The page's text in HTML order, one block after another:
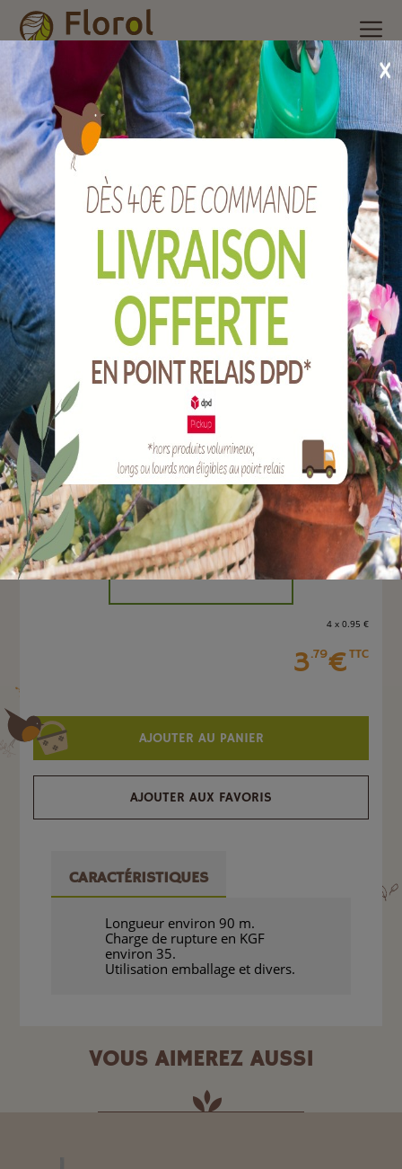
Accueil Nos produits /Outils de jardin/ Plasticulture, liens,
Grillage
Ficelle polypropylène 20 / 2 pelote 100 g
Ficelle polypropylène 20 / 2 pelote 100 g
Ref :
C42/0967
EAN :3306744209677
Marque :
SOERGEN Distribution
Quantité :
Unité
-
4 x 0.95 €
3.79€TTC
AJOUTER AU PANIER
AJOUTER AUX FAVORIS
CARACTÉRISTIQUES
Longueur environ 90 m.
Charge de rupture en KGF
environ 35.
Utilisation emballage et divers.
VOUS AIMEREZ AUSSI